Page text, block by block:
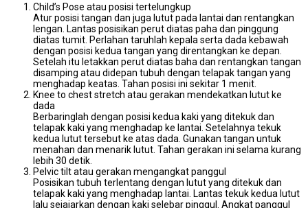
Child’s Pose atau posisi tertelungkup
Atur posisi tangan dan juga lutut pada lantai dan rentangkan
lengan. Lantas posisikan perut diatas paha dan pinggung
diatas tumit. Perlahan taruhlah kepala serta dada kebawah
dengan posisi kedua tangan yang direntangkan ke depan.
Setelah itu letakkan perut diatas baha dan rentangkan tangan
disamping atau didepan tubuh dengan telapak tangan yang
menghadap keatas. Tahan posisi ini sekitar 1 menit.
Knee to chest stretch atau gerakan mendekatkan lutut ke
dada
Berbaringlah dengan posisi kedua kaki yang ditekuk dan
telapak kaki yang menghadap ke lantai. Setelahnya tekuk
kedua lutut tersebut ke atas dada. Gunakan tangan untuk
menahan dan menarik lutut. Tahan gerakan ini selama kurang
lebih 30 detik.
Pelvic tilt atau gerakan mengangkat panggul
Posisikan tubuh terlentang dengan lutut yang ditekuk dan
telapak kaki yang menghadap lantai. Lantas tekuk kedua lutut
lalu sejajarkan dengan kaki selebar pinggul. Angkat panggul